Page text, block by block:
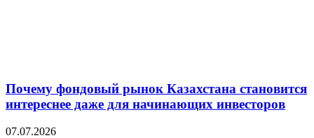
Почему фондовый рынок Казахстана становится
интереснее даже для начинающих инвесторов
07.07.2026